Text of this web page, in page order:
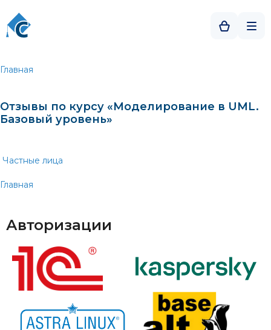
Главная
Отзывы по курсу «Моделирование в UML.
Базовый уровень»
Частные лица
Главная
Авторизации